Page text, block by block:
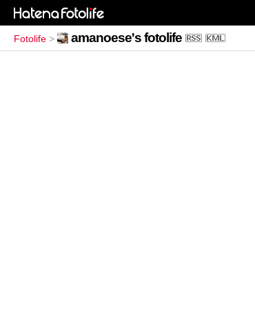
Fotolife > amanoese's fotolife